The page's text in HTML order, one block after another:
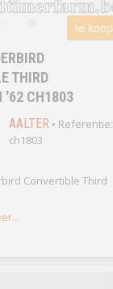
te koop
THIRD
'62 CH1803
AALTER• Referentie:
ch1803
Convertible Third